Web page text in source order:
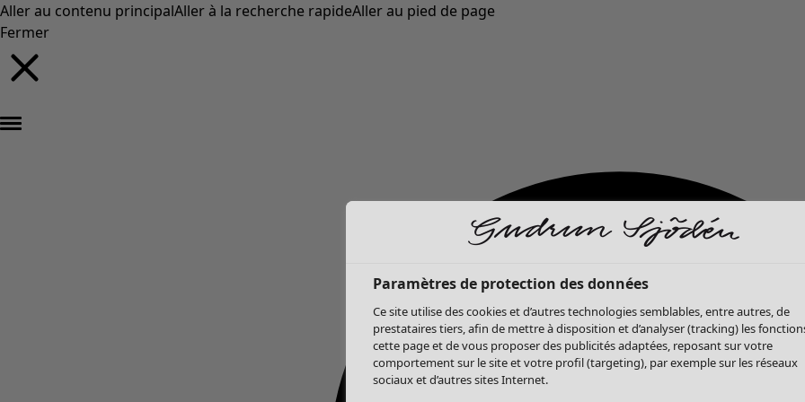
Aller au contenu principalAller à la recherche rapideAller au pied de page
Fermer
Paramètres de protection des données
Ce site utilise des cookies et d’autres technologies semblables, entre autres, de
prestataires tiers, afin de mettre à disposition et d’analyser (tracking) les
cette page et de vous proposer des publicités adaptées, reposant sur votre
comportement sur le site et votre profil (targeting), par exemple sur les réseaux
sociaux et d’autres sites Internet.